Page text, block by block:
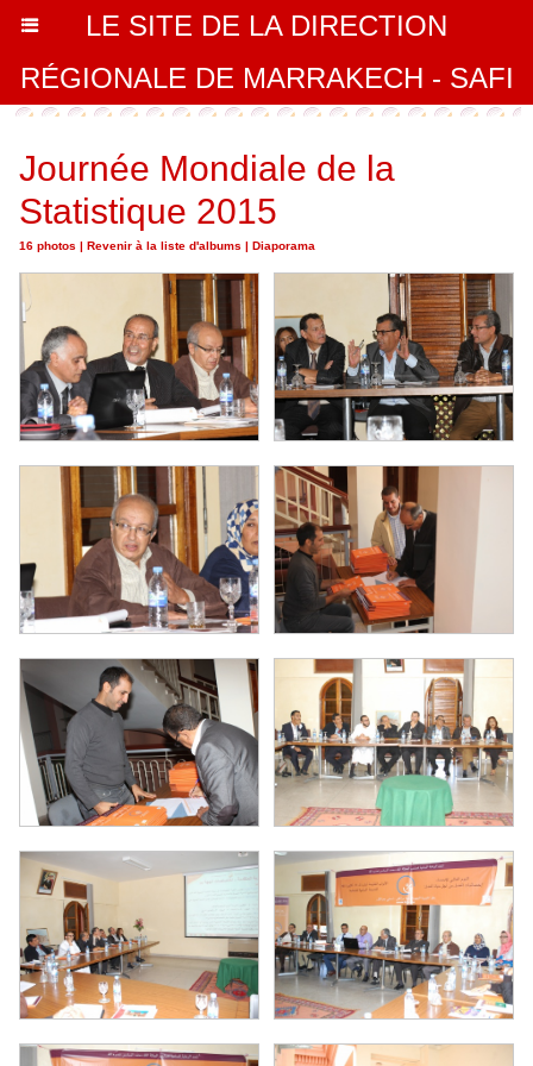
LE SITE DE LA DIRECTION
RÉGIONALE DE MARRAKECH - SAFI
Journée Mondiale de la
Statistique 2015
16 photos | Revenir à la liste d'albums | Diaporama